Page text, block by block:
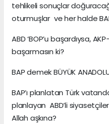
tehlikeli sonuçlar
oturmuşlar ve her halde
ABD ‘BOP’u başardıysa,
başarmasın ki?
BAP demek BÜYÜK
BAP’ı planlatan Türk
planlayan ABD’li
Allah aşkına?